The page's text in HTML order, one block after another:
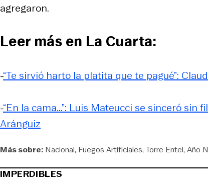
agregaron.
Leer más en La Cuarta:
-“Te sirvió harto la platita que te pagué”:
-“En la cama...”: Luis Mateucci se sinceró
Aránguiz
Más sobre: Nacional Fuegos Artificiales Torre Entel Año
IMPERDIBLES